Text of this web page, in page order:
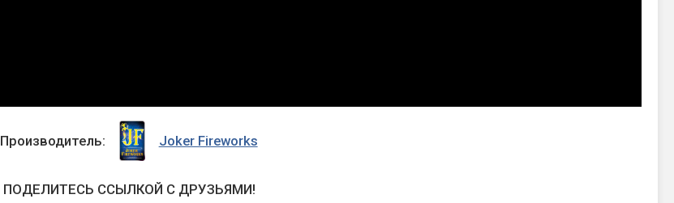
Производитель: Joker Fireworks
ПОДЕЛИТЕСЬ ССЫЛКОЙ С ДРУЗЬЯМИ!